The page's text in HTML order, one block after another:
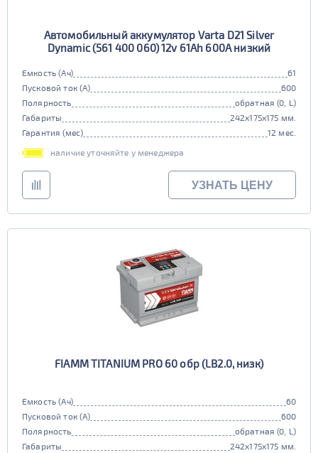
Автомобильный аккумулятор Varta D21 Silver
Dynamic (561 400 060) 12v 61Ah 600A низкий
Емкость (Ач)
61
Пусковой ток (А)
600
Полярность
обратная (0, L)
Габариты
242x175x175 мм.
Гарантия (мес)
12 мес.
наличие уточняйте у менеджера
УЗНАТЬ ЦЕНУ
FIAMM TITANIUM PRO 60 обр (LB2.0, низк)
Емкость (Ач)
60
Пусковой ток (А)
600
Полярность
обратная (0, L)
Габариты
242x175x175 мм.